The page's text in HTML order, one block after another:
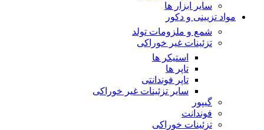
سایر ابزار ها
مواد تزیینی و دکور
شمع و ملزومات تولد
تزئینات غیر خوراکی
استیکر ها
تاپر ها
تاپر فوندانتی
سایر تزئینات غیر خوراکی
گیپور
فوندانت
تزئینات خوراکی